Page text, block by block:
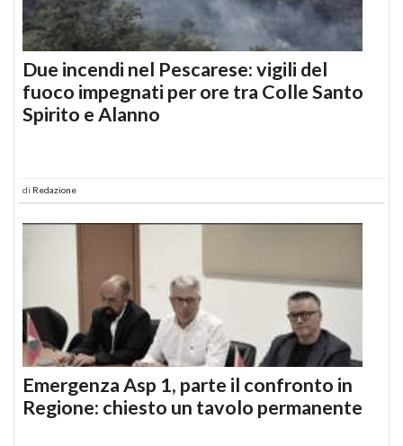
Due incendi nel Pescarese: vigili del
fuoco impegnati per ore tra Colle Santo
Spirito e Alanno
di Redazione
Emergenza Asp 1, parte il confronto in
Regione: chiesto un tavolo permanente